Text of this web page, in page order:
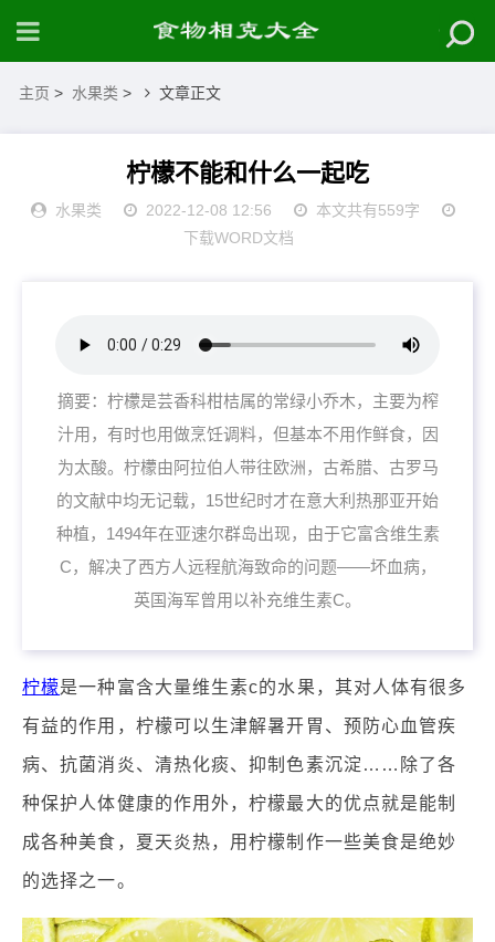
主页 > 水果类 > 文章正文
柠檬不能和什么一起吃
水果类 2022-12-08 12:56
本文共有559字
下载WORD文档
摘要：柠檬是芸香科柑桔属的常绿小乔木，主要为榨
汁用，有时也用做烹饪调料，但基本不用作鲜食，因
为太酸。柠檬由阿拉伯人带往欧洲，古希腊、古罗马
的文献中均无记载，15世纪时才在意大利热那亚开始
种植，1494年在亚速尔群岛出现，由于它富含维生素
C，解决了西方人远程航海致命的问题——坏血病，
英国海军曾用以补充维生素C。
柠檬是一种富含大量维生素c的水果，其对人体有很多
有益的作用，柠檬可以生津解暑开胃、预防心血管疾
病、抗菌消炎、清热化痰、抑制色素沉淀……除了各
种保护人体健康的作用外，柠檬最大的优点就是能制
成各种美食，夏天炎热，用柠檬制作一些美食是绝妙
的选择之一。